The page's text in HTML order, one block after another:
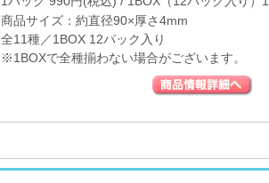
商品サイズ：約直径90×厚さ4mm
全11種／1BOX 12パック入り
※1BOXで全種揃わない場合がございます。